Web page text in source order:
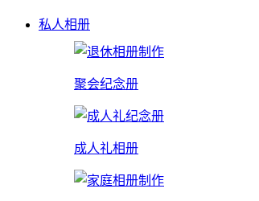
私人相册
聚会纪念册
成人礼相册